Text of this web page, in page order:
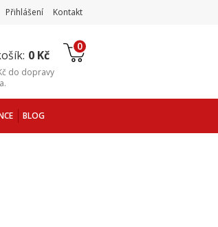
Přihlášení Kontakt
0 Kč
0
do dopravy
.
BLOG